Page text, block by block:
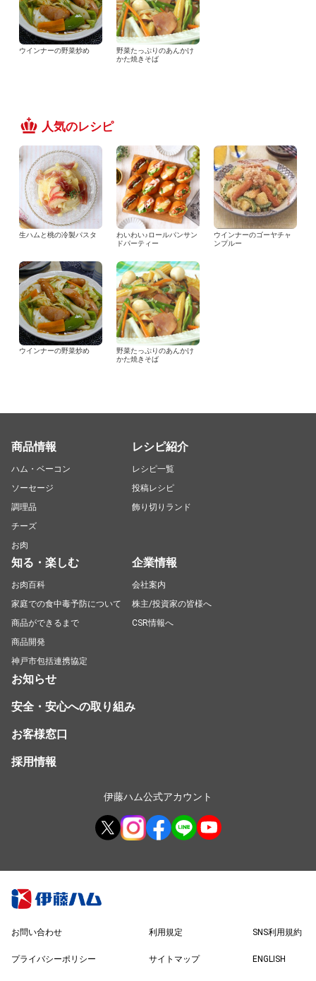
ウインナーの野菜炒め
野菜たっぷりのあんかけ
かた焼きそば
人気のレシピ
生ハムと桃の冷製パスタ
わいわい♪ロールパンサン
ドパーティー
ウインナーのゴーヤチャ
ンプルー
ウインナーの野菜炒め
野菜たっぷりのあんかけ
かた焼きそば
商品情報
ハム・ベーコン
ソーセージ
調理品
チーズ
お肉
レシピ紹介
レシピ一覧
投稿レシピ
飾り切りランド
知る・楽しむ
お肉百科
家庭での食中毒予防について
商品ができるまで
商品開発
神戸市包括連携協定
企業情報
会社案内
株主/投資家の皆様へ
CSR情報へ
お知らせ
安全・安心への取り組み
お客様窓口
採用情報
伊藤ハム公式アカウント
お問い合わせ 利用規定 SNS利用規約
プライバシーポリシー サイトマップ ENGLISH